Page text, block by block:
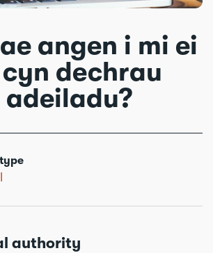
angen i mi ei
dechrau
authority